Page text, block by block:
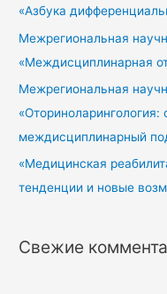
«Азбука
Межрегиональная
«Междисциплинарная
Межрегиональная
«Оториноларингология:
междисциплинарный
«Медицинская
тенденции и новые
Свежие